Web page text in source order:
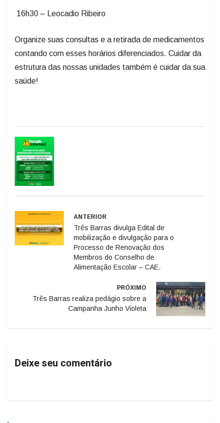
16h30 – Leocadio Ribeiro
Organize suas consultas e a retirada de medicamentos
contando com esses horários diferenciados. Cuidar da
estrutura das nossas unidades também é cuidar da sua
saúde!
ANTERIOR
Três Barras divulga Edital de
mobilização e divulgação para o
Processo de Renovação dos
Membros do Conselho de
Alimentação Escolar – CAE.
PRÓXIMO
Três Barras realiza pedágio sobre a
Campanha Junho Violeta
Deixe seu comentário